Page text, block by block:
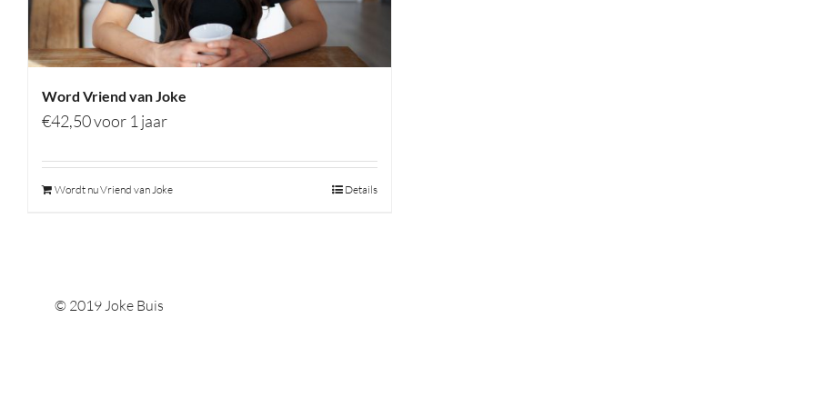
Word Vriend van Joke
€42,50voor 1 jaar
Wordt nu Vriend van Joke Details
© 2019 Joke Buis